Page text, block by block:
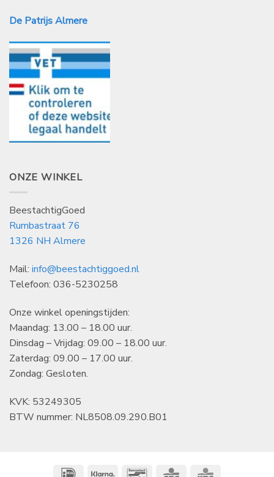
De Patrijs Almere
ONZE WINKEL
BeestachtigGoed
Rumbastraat 76
1326 NH Almere
Mail: info@beestachtiggoed.nl
Telefoon: 036-5230258
Onze winkel openingstijden:
Maandag: 13.00 – 18.00 uur.
Dinsdag – Vrijdag: 09.00 – 18.00 uur.
Zaterdag: 09.00 – 17.00 uur.
Zondag: Gesloten.
KVK: 53249305
BTW nummer: NL8508.09.290.B01
IDeal Klarna BancontactCBC